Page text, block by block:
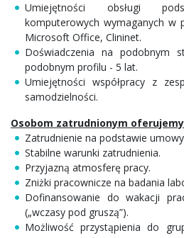
Umiejętności obsługi
komputerowych wymaganych w
Microsoft Office, Clininet.
Doświadczenia na podobnym
podobnym profilu - 5 lat.
Umiejętności współpracy z
samodzielności.
Osobom zatrudnionym
Zatrudnienie na podstawie
Stabilne warunki zatrudnienia.
Przyjazną atmosferę pracy.
Zniżki pracownicze na badania
Dofinansowanie do wakacji
(„wczasy pod gruszą”).
Możliwość przystąpienia do